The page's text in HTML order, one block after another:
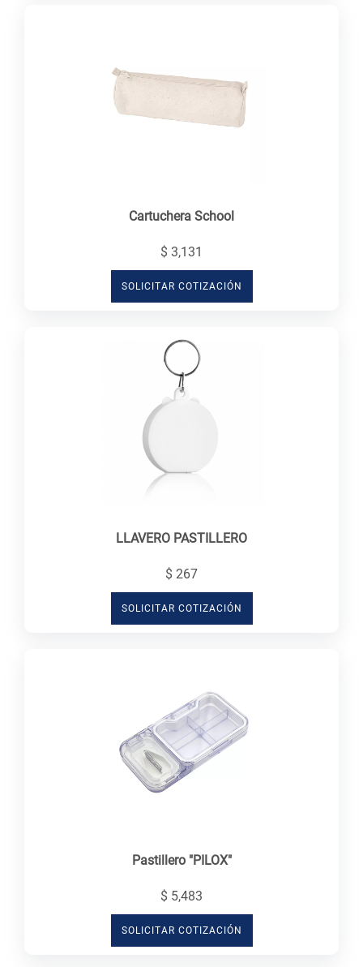
Cartuchera School
$ 3,131
SOLICITAR COTIZACIÓN
LLAVERO PASTILLERO
$ 267
SOLICITAR COTIZACIÓN
Pastillero "PILOX"
$ 5,483
SOLICITAR COTIZACIÓN